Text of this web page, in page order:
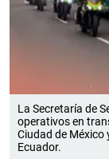
La Secretaría de
operativos en
Ciudad de México
Ecuador.